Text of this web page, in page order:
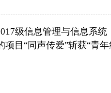
级信息管理与信息系统
项目“同声传爱”斩获“青